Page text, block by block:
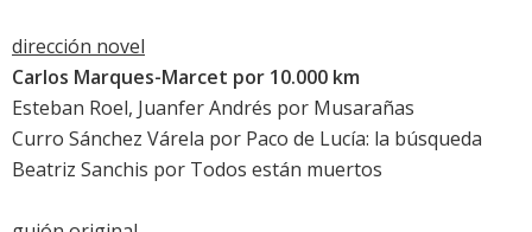
dirección novel
Carlos Marques-Marcet por 10.000 km
Esteban Roel, Juanfer Andrés por Musarañas
Curro Sánchez Várela por Paco de Lucía: la búsqueda
Beatriz Sanchis por Todos están muertos